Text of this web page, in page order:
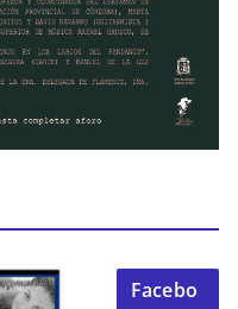
Facebo